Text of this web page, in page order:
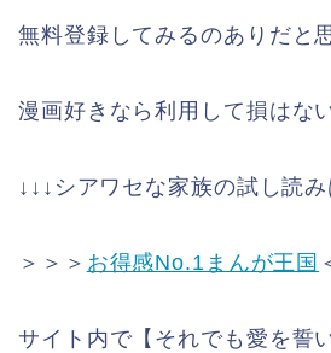
無料登録してみるのありだと
漫画好きなら利用して損はな
↓↓↓シアワセな家族の試し読
＞＞＞ お得感No.1まんが王国
サイト内で【それでも愛を誓